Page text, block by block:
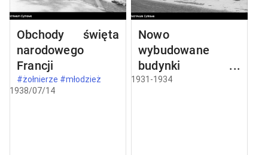
Obchody święta
narodowego
Francji
#żołnierze #młodzież
1938/07/14
Nowo
wybudowane
budynki w
Częstochowie
1931-1934